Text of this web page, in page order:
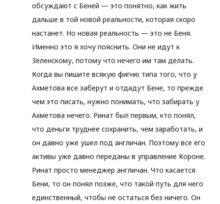
обсуждают с Беней — это понятно, как жить
дальше в той новой реальности, которая скоро
настанет. Но новая реальность — это не Беня.
Именно это я хочу пояснить. Они не идут к
Зеленскому, потому что нечего им там делать.
Когда вы пишите всякую фигню типа того, что у
Ахметова все заберут и отдадут Бене, то прежде
чем это писать, нужно понимать, что забирать у
Ахметова нечего. Ринат был первым, кто понял,
что деньги труднее сохранить, чем заработать, и
он давно уже ушел под англичан. Поэтому все его
активы уже давно переданы в управление Короне.
Ринат просто менеджер англичан. Что касается
Бени, то он понял позже, что такой путь для него
единственный, чтобы не остаться без ничего. Он